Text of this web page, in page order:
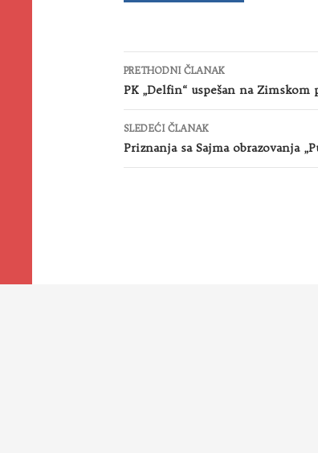
Kretanje
članaka
PRETHODNI ČLANAK
PK „Delfin“ uspešan na
SLEDEĆI ČLANAK
Priznanja sa Sajma obrazovanja